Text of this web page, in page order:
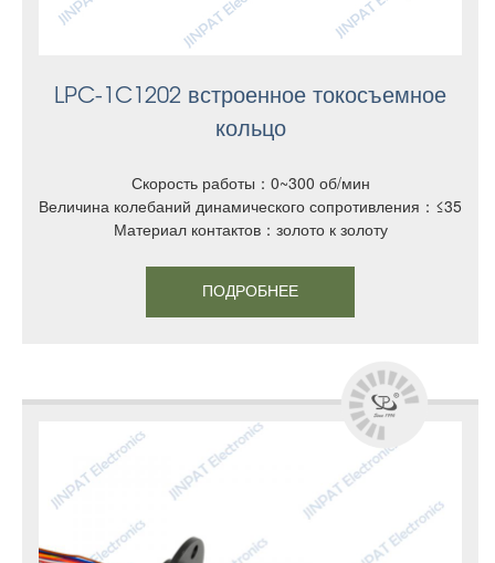
LPC-1C1202 встроенное токосъемное
кольцо
Скорость работы：0~300 об/мин
Величина колебаний динамического сопротивления：≤35MΩ
Материал контактов：золото к золоту
ПОДРОБНЕЕ